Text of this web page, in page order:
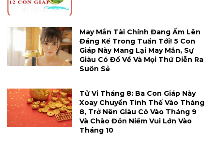
May Mắn Tài Chính Đang Ấm Lên
Đáng Kể Trong Tuần Tới! 5 Con
Giáp Này Mang Lại May Mắn, Sự
Giàu Có Đổ Về Và Mọi Thứ Diễn Ra
Suôn Sẻ
Tử Vi Tháng 8: Ba Con Giáp Này
Xoay Chuyển Tình Thế Vào Tháng
8, Trở Nên Giàu Có Vào Tháng 9
Và Chào Đón Niềm Vui Lớn Vào
Tháng 10